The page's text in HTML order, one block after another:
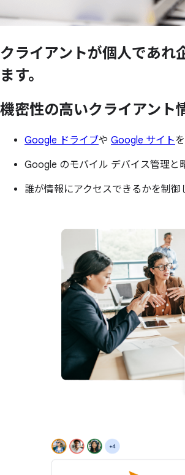
クライアントが個人であれ
ます。
機密性の高いクライアント
Google ドライブや Google サイト
Google のモバイル デバイス管理と
誰が情報にアクセスできるかを制御